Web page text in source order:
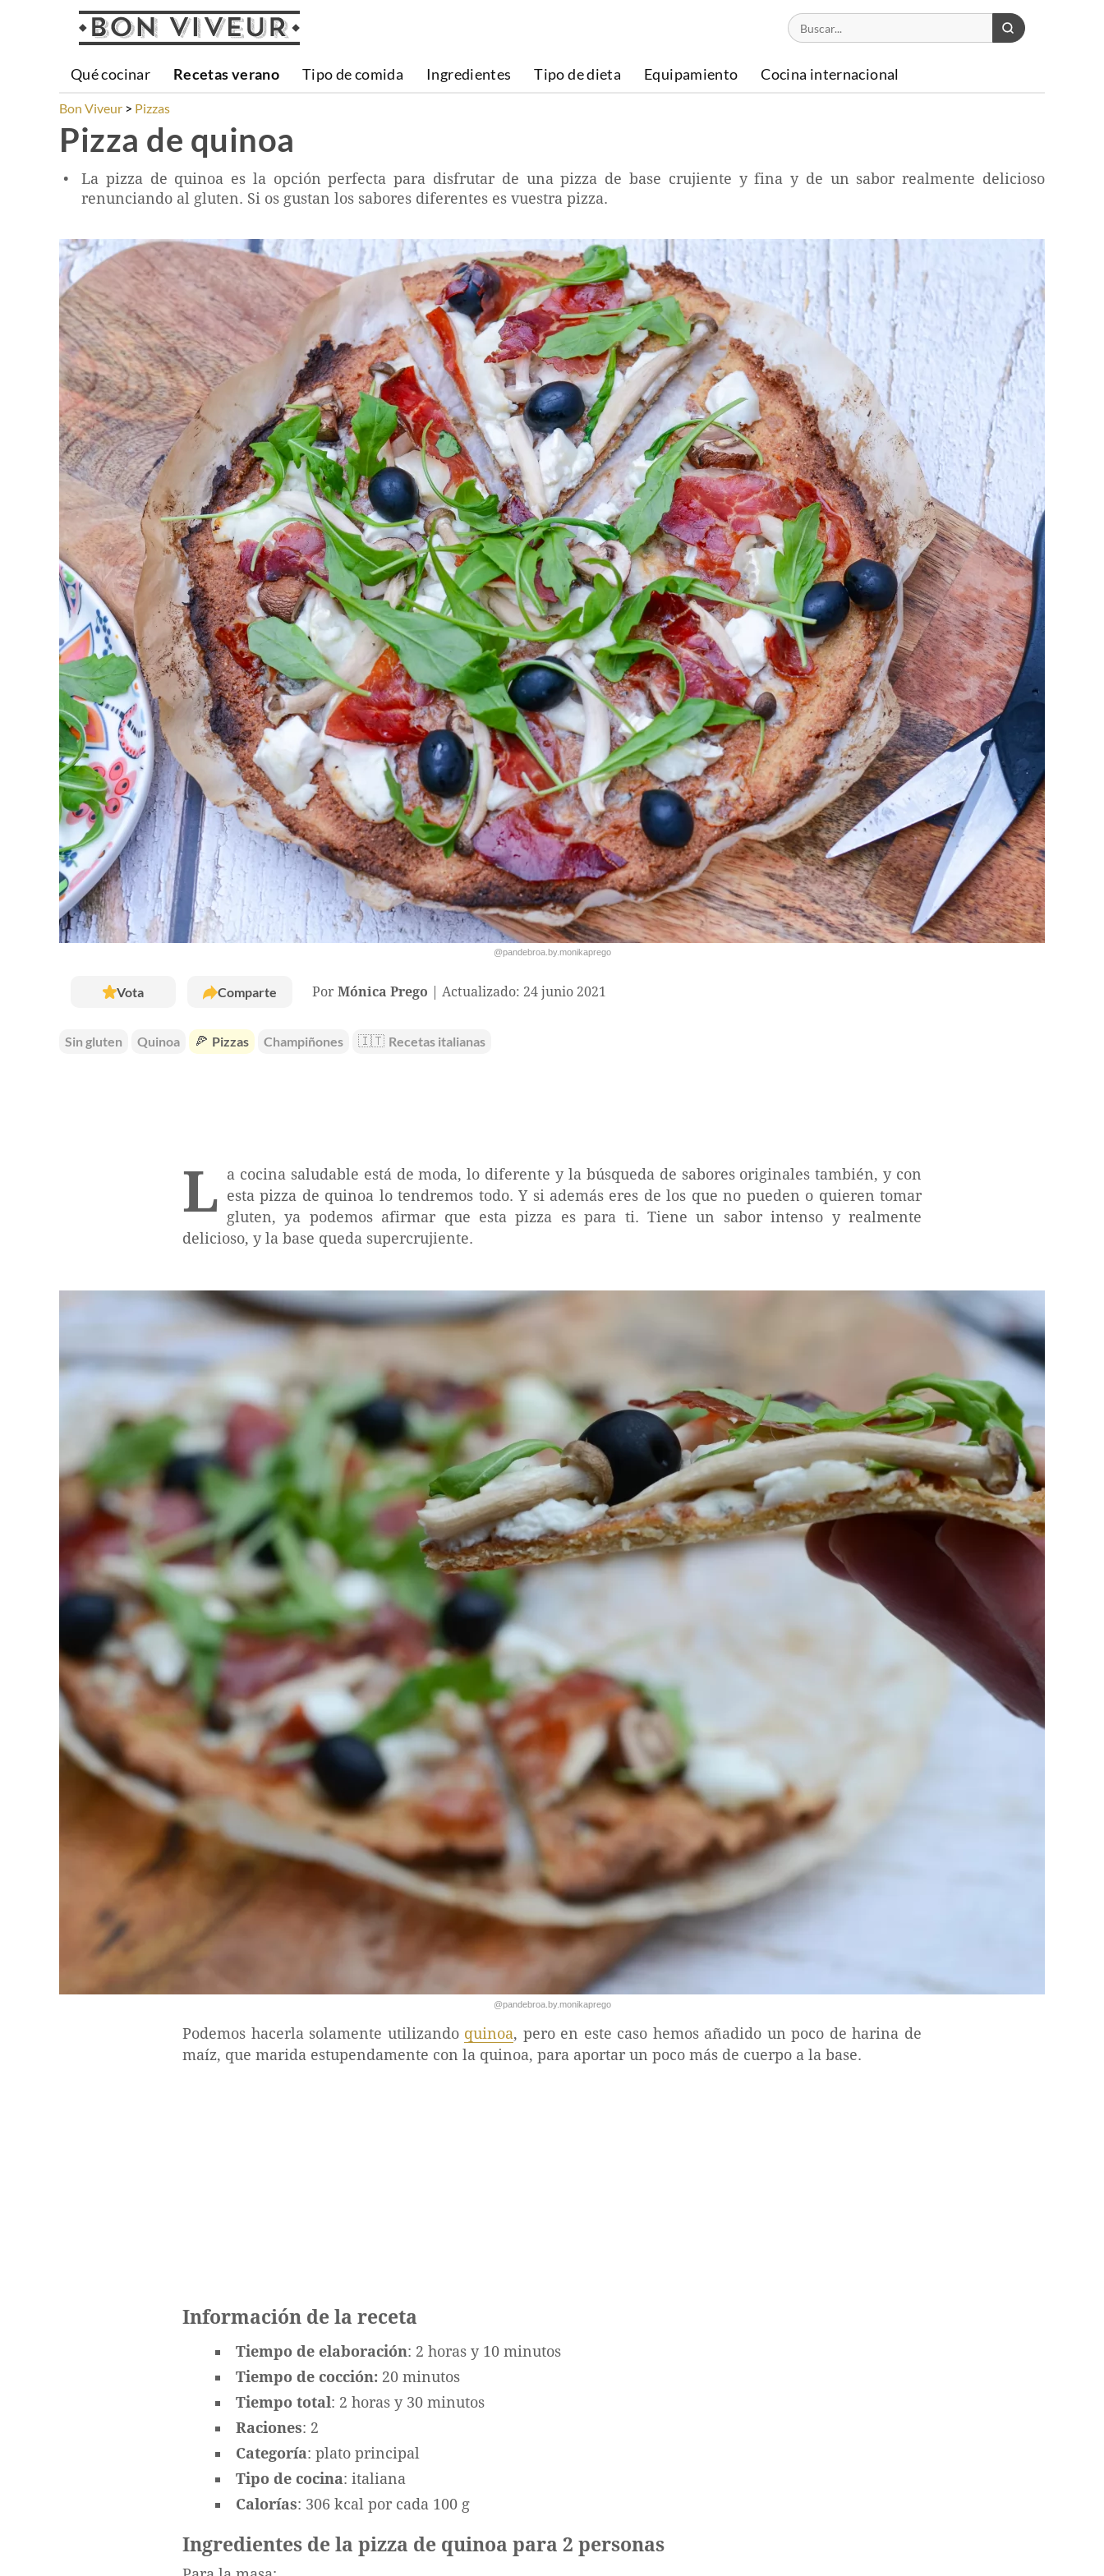
Qué cocinar Recetas verano Tipo de comida Ingredientes Tipo de dieta Equipamiento Cocina internacional
Bon Viveur Pizzas
Pizza de quinoa
@pandebroa.by.monikaprego
La pizza de quinoa es la opción perfecta para disfrutar de una pizza de base crujiente y fina y de un sabor realmente delicioso
renunciando al gluten. Si os gustan los sabores diferentes es vuestra pizza.
Vota Comparte Por Mónica Prego Actualizado: 24 junio 2021
Sin gluten Quinoa 🍕 Pizzas Champiñones 🇮🇹 Recetas italianas
L a cocina saludable está de moda, lo diferente y la búsqueda de sabores originales también, y con
esta pizza de quinoa lo tendremos todo. Y si además eres de los que no pueden o quieren tomar
gluten, ya podemos afirmar que esta pizza es para ti. Tiene un sabor intenso y realmente
delicioso, y la base queda supercrujiente.
@pandebroa.by.monikaprego
Podemos hacerla solamente utilizando quinoa, pero en este caso hemos añadido un poco de harina de
maíz, que marida estupendamente con la quinoa, para aportar un poco más de cuerpo a la base.
Información de la receta
Tiempo de elaboración: 2 horas y 10 minutos
Tiempo de cocción: 20 minutos
Tiempo total: 2 horas y 30 minutos
Raciones: 2
Categoría: plato principal
Tipo de cocina: italiana
Calorías: 306 kcal por cada 100 g
Ingredientes de la pizza de quinoa para 2 personas